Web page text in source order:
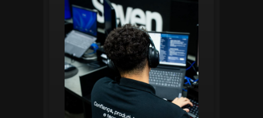
O planejamento dentro do CGI é
realizado por uma equipe
especializada que utiliza
ferramentas avançadas para
estruturar ordens de serviço, fluxos
de trabalho e parametrizações
operacionais. Essa etapa envolve a
análise detalhada de criticidade por
atividade, permitindo alocar
recursos de forma eficiente e
garantir que todas as ações estejam
alinhadas aos objetivos
estratégicos.